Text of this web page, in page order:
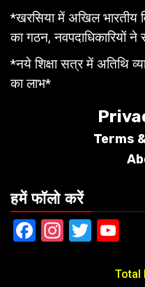
*खरसिया में अखिल भारतीय
का गठन, नवपदाधिकारियों ने
*नये शिक्षा सत्र में अतिथि
का लाभ*
Terms
हमें फॉलो करें
Facebook
Total